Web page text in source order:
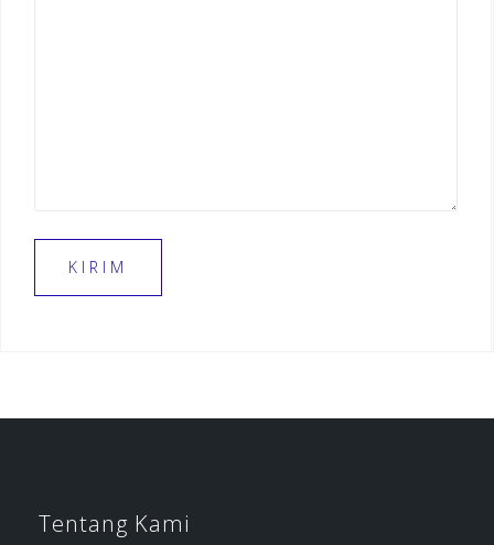
Tentang Kami